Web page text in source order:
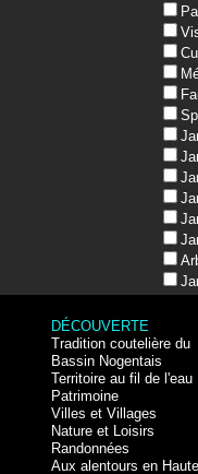
DÉCOUVERTE
Tradition coutelière du
Bassin Nogentais
Territoire au fil de l'eau
Patrimoine
Villes et Villages
Nature et Loisirs
Randonnées
Aux alentours en